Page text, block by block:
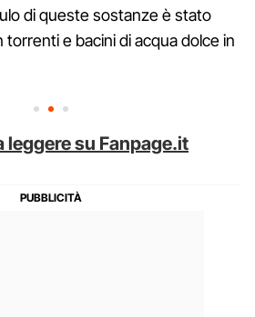
di queste sostanze è stato
e bacini di acqua dolce in
leggere su Fanpage.it